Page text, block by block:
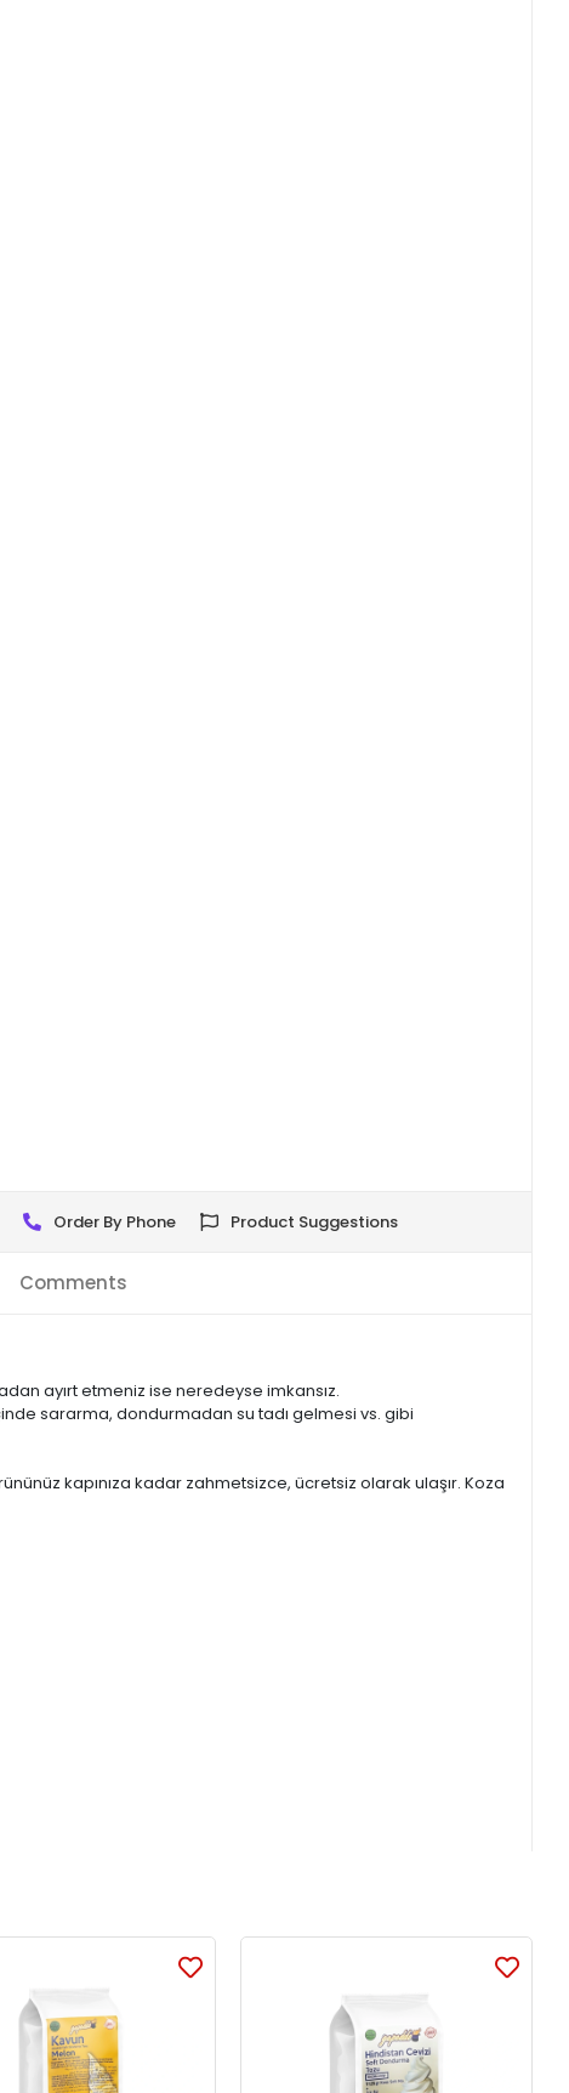
Order By Phone Product Suggestions
Comments
ayırt etmeniz ise neredeyse imkansız.
sararma, dondurmadan su tadı gelmesi vs. gibi
kapınıza kadar zahmetsizce, ücretsiz olarak ulaşır. Koza